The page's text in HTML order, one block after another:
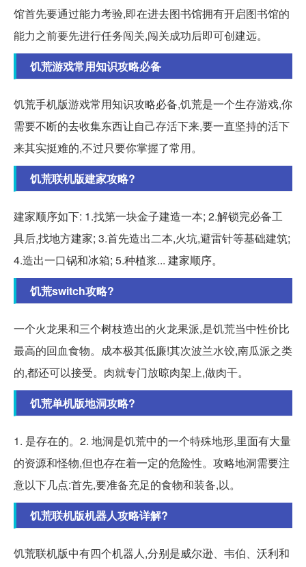
馆首先要通过能力考验,即在进去图书馆拥有开启图书馆的
能力之前要先进行任务闯关,闯关成功后即可创建远。
饥荒游戏常用知识攻略必备
饥荒手机版游戏常用知识攻略必备,饥荒是一个生存游戏,你
需要不断的去收集东西让自己存活下来,要一直坚持的活下
来其实挺难的,不过只要你掌握了常用。
饥荒联机版建家攻略?
建家顺序如下: 1.找第一块金子建造一本; 2.解锁完必备工
具后,找地方建家; 3.首先造出二本,火坑,避雷针等基础建筑;
4.造出一口锅和冰箱; 5.种植浆... 建家顺序。
饥荒switch攻略?
一个火龙果和三个树枝造出的火龙果派,是饥荒当中性价比
最高的回血食物。成本极其低廉!其次波兰水饺,南瓜派之类
的,都还可以接受。肉就专门放晾肉架上,做肉干。
饥荒单机版地洞攻略?
1. 是存在的。2. 地洞是饥荒中的一个特殊地形,里面有大量
的资源和怪物,但也存在着一定的危险性。攻略地洞需要注
意以下几点:首先,要准备充足的食物和装备,以。
饥荒联机版机器人攻略详解?
饥荒联机版中有四个机器人,分别是威尔逊、韦伯、沃利和